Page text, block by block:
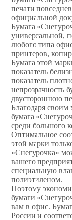
печати
официальной
Бумага
универсальной,
любого типа
принтеров,
Бумага этой
показатель
показатель
непрозрачность
двустороннюю
Благодаря своим
бумага
среди большого
Оптимальное
этой марки
«Снегурочка»
вашего
специальную
полиэтиленом.
Поэтому
бумаги
вам в офис.
России и